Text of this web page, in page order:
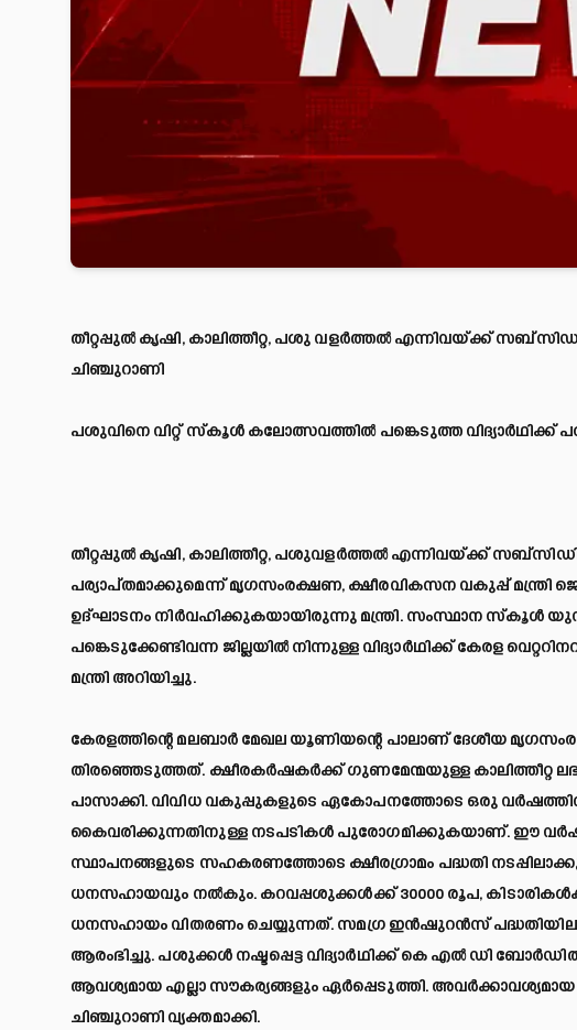
തീറ്റപ്പുല്‍ കൃഷി, കാലിത്തീറ്റ, പശു വളര്‍ത്തല്‍ എന്നിവയ്ക്ക്
ചിഞ്ചുറാണി
പശുവിനെ വിറ്റ് സ്‌കൂള്‍ കലോത്സവത്തില്‍ പങ്കെടുത്ത
തീറ്റപ്പുല്‍ കൃഷി, കാലിത്തീറ്റ, പശുവളര്‍ത്തല്‍ എന്നിവയ്ക്ക്
പര്യാപ്തമാക്കുമെന്ന് മൃഗസംരക്ഷണ, ക്ഷീരവികസന വകുപ്പ് മന്ത്രി
ഉദ്ഘാടനം നിര്‍വഹിക്കുകയായിരുന്നു മന്ത്രി. സംസ്ഥാന സ്‌കൂള്‍
പങ്കെടുക്കേണ്ടിവന്ന ജില്ലയില്‍ നിന്നുള്ള വിദ്യാര്‍ഥിക്ക് കേരള
മന്ത്രി അറിയിച്ചു.
കേരളത്തിന്റെ മലബാര്‍ മേഖല യൂണിയന്റെ പാലാണ് ദേശീയ
തിരഞ്ഞെടുത്തത്. ക്ഷീരകര്‍ഷകര്‍ക്ക് ഗുണമേന്മയുള്ള കാലിത്തീറ്റ
പാസാക്കി. വിവിധ വകുപ്പുകളുടെ ഏകോപനത്തോടെ ഒരു
കൈവരിക്കുന്നതിനുള്ള നടപടികള്‍ പുരോഗമിക്കുകയാണ്. ഈ
സ്ഥാപനങ്ങളുടെ സഹകരണത്തോടെ ക്ഷീരഗ്രാമം പദ്ധതി
ധനസഹായവും നല്‍കും. കറവപ്പശുക്കള്‍ക്ക് 30000 രൂപ,
ധനസഹായം വിതരണം ചെയ്യുന്നത്. സമഗ്ര ഇന്‍ഷുറന്‍സ്
ആരംഭിച്ചു. പശുക്കള്‍ നഷ്ടപ്പെട്ട വിദ്യാര്‍ഥിക്ക് കെ എല്‍ ഡി
ആവശ്യമായ എല്ലാ സൗകര്യങ്ങളും ഏര്‍പ്പെടുത്തി.
ചിഞ്ചുറാണി വ്യക്തമാക്കി.